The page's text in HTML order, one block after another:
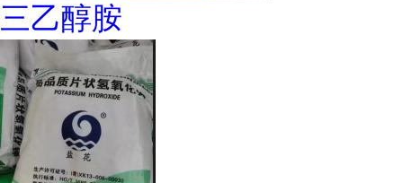
三乙醇胺